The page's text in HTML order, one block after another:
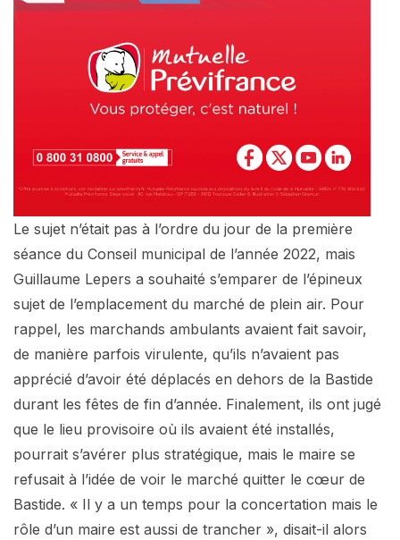
Le sujet n’était pas à l’ordre du jour de la première
séance du Conseil municipal de l’année 2022, mais
Guillaume Lepers a souhaité s’emparer de l’épineux
sujet de l’emplacement du marché de plein air. Pour
rappel, les marchands ambulants avaient fait savoir,
de manière parfois virulente, qu’ils n’avaient pas
apprécié d’avoir été déplacés en dehors de la Bastide
durant les fêtes de fin d’année. Finalement, ils ont jugé
que le lieu provisoire où ils avaient été installés,
pourrait s’avérer plus stratégique, mais le maire se
refusait à l’idée de voir le marché quitter le cœur de
Bastide. « Il y a un temps pour la concertation mais le
rôle d’un maire est aussi de trancher », disait-il alors